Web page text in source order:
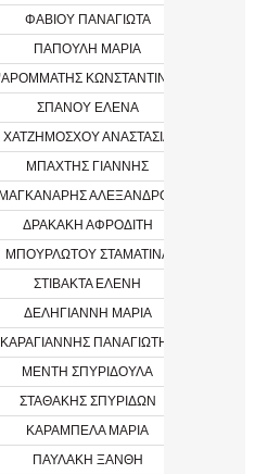
ΦΑΒΙΟΥ ΠΑΝΑΓΙΩΤΑ
ΠΑΠΟΥΛΗ ΜΑΡΙΑ
ΚΩΝΣΤΑΝΤΙΝΟΣ
ΣΠΑΝΟΥ ΕΛΕΝΑ
ΧΑΤΖΗΜΟΣΧΟΥ ΑΝΑΣΤΑΣΙΑ
ΜΠΑΧΤΗΣ ΓΙΑΝΝΗΣ
ΜΑΓΚΑΝΑΡΗΣ ΑΛΕΞΑΝΔΡΟΣ
ΔΡΑΚΑΚΗ ΑΦΡΟΔΙΤΗ
ΜΠΟΥΡΛΩΤΟΥ ΣΤΑΜΑΤΙΝΑ
ΣΤΙΒΑΚΤΑ ΕΛΕΝΗ
ΔΕΛΗΓΙΑΝΝΗ ΜΑΡΙΑ
ΚΑΡΑΓΙΑΝΝΗΣ ΠΑΝΑΓΙΩΤΗΣ
ΜΕΝΤΗ ΣΠΥΡΙΔΟΥΛΑ
ΣΤΑΘΑΚΗΣ ΣΠΥΡΙΔΩΝ
ΚΑΡΑΜΠΕΛΑ ΜΑΡΙΑ
ΠΑΥΛΑΚΗ ΞΑΝΘΗ